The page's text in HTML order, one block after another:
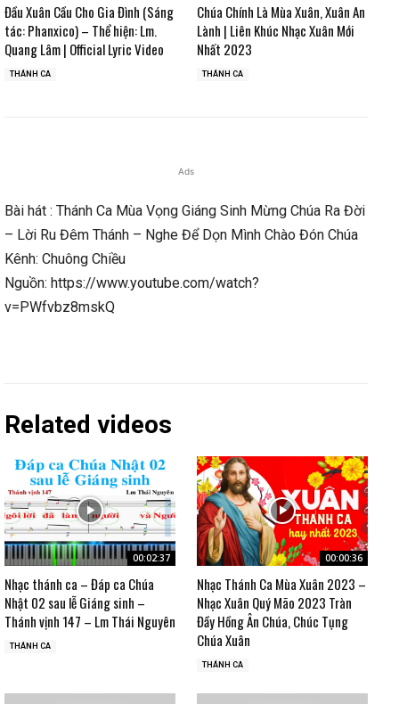
Đầu Xuân Cầu Cho Gia Đình (Sáng
tác: Phanxico) – Thể hiện: Lm.
Quang Lâm | Official Lyric Video
THÁNH CA
Chúa Chính Là Mùa Xuân, Xuân An
Lành | Liên Khúc Nhạc Xuân Mới
Nhất 2023
THÁNH CA
Ads
Bài hát : Thánh Ca Mùa Vọng Giáng Sinh Mừng Chúa Ra Đời
– Lời Ru Đêm Thánh – Nghe Để Dọn Mình Chào Đón Chúa
Kênh: Chuông Chiều
Nguồn: https://www.youtube.com/watch?
v=PWfvbz8mskQ
Related videos
00:02:37
Nhạc thánh ca – Đáp ca Chúa
Nhật 02 sau lễ Giáng sinh –
Thánh vịnh 147 – Lm Thái Nguyên
THÁNH CA
00:00:36
Nhạc Thánh Ca Mùa Xuân 2023 –
Nhạc Xuân Quý Mão 2023 Tràn
Đầy Hồng Ân Chúa, Chúc Tụng
Chúa Xuân
THÁNH CA